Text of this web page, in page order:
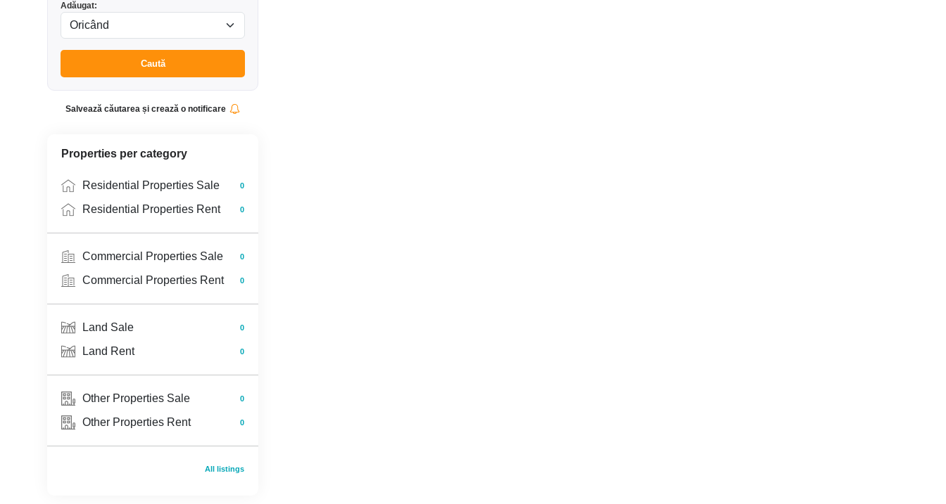
Adăugat:
Caută
Salvează căutarea și crează o notificare
Properties per category
Residential Properties Sale 0
Residential Properties Rent 0
Commercial Properties Sale 0
Commercial Properties Rent 0
Land Sale 0
Land Rent 0
Other Properties Sale 0
Other Properties Rent 0
All listings